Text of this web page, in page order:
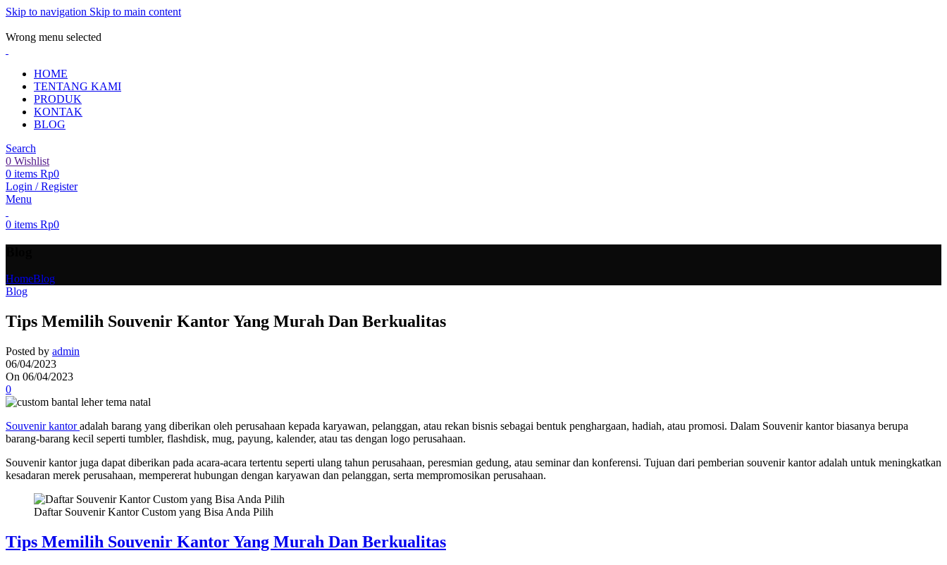
Skip to navigation Skip to main content
Wrong menu selected
HOME
TENTANG KAMI
PRODUK
KONTAK
BLOG
Search
0 Wishlist
0 items Rp0
Login / Register
Menu
0 items Rp0
HomeBlog
Blog
Tips Memilih Souvenir Kantor Yang Murah Dan Berkualitas
Posted by admin
06/04/2023
On 06/04/2023
0
Souvenir kantoradalah barang yang diberikan oleh perusahaan kepada karyawan, pelanggan, atau rekan bisnis sebagai bentuk penghargaan, hadiah, atau promosi. Dalam Souvenir kantor biasanya berupa
barang-barang kecil seperti tumbler, flashdisk, mug, payung, kalender, atau tas dengan logo perusahaan.
Souvenir kantor juga dapat diberikan pada acara-acara tertentu seperti ulang tahun perusahaan, peresmian gedung, atau seminar dan konferensi. Tujuan dari pemberian souvenir kantor adalah untuk meningkatkan
kesadaran merek perusahaan, mempererat hubungan dengan karyawan dan pelanggan, serta mempromosikan perusahaan.
Daftar Souvenir Kantor Custom yang Bisa Anda Pilih
Tips Memilih Souvenir Kantor Yang Murah Dan Berkualitas